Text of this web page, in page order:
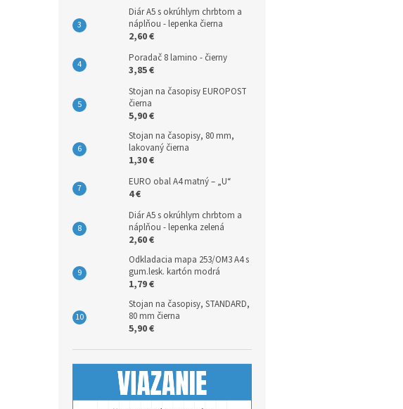
Diár A5 s okrúhlym chrbtom a
náplňou - lepenka čierna
2,60 €
Poradač 8 lamino - čierny
3,85 €
Stojan na časopisy EUROPOST
čierna
5,90 €
Stojan na časopisy, 80 mm,
lakovaný čierna
1,30 €
EURO obal A4 matný – „U“
4 €
Diár A5 s okrúhlym chrbtom a
náplňou - lepenka zelená
2,60 €
Odkladacia mapa 253/OM3 A4 s
gum.lesk. kartón modrá
1,79 €
Stojan na časopisy, STANDARD,
80 mm čierna
5,90 €